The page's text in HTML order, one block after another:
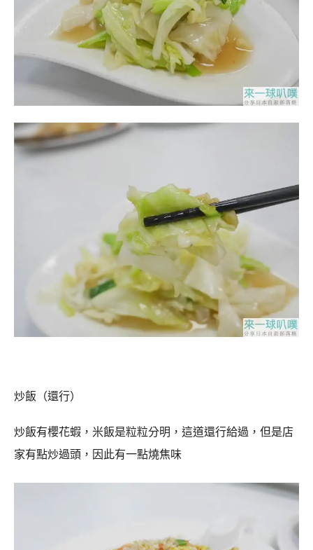
炒飯（還行）
炒飯有櫻花蝦，米飯是粒粒分明，這道還行給過，但是店
家有點炒過頭，因此有一點燒焦味